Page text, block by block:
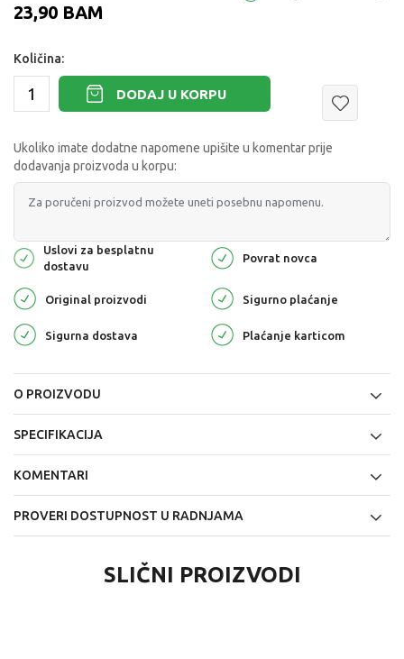
23,90 BAM
Količina:
DODAJ U KORPU
Ukoliko imate dodatne napomene upišite u komentar prije
dodavanja proizvoda u korpu:
Uslovi za besplatnu
dostavu
Povrat novca
Original proizvodi Sigurno plaćanje
Sigurna dostava Plaćanje karticom
O PROIZVODU
SPECIFIKACIJA
KOMENTARI
PROVERI DOSTUPNOST U RADNJAMA
SLIČNI PROIZVODI